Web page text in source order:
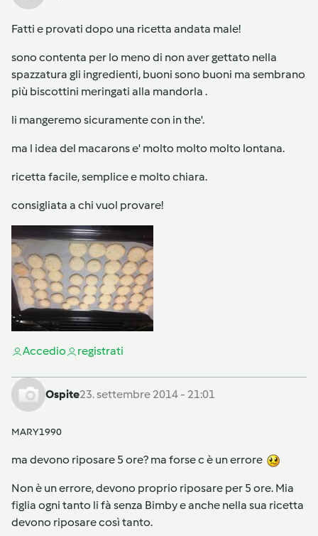
Fatti e provati dopo una ricetta andata male!
sono contenta per lo meno di non aver gettato nella
spazzatura gli ingredienti, buoni sono buoni ma sembrano
più biscottini meringati alla mandorla .
li mangeremo sicuramente con in the'.
ma l idea del macarons e' molto molto molto lontana.
ricetta facile, semplice e molto chiara.
consigliata a chi vuol provare!
Accedio registrati
Ospite23. settembre 2014 - 21:01
MARY1990
ma devono riposare 5 ore? ma forse c è un errore
Non è un errore, devono proprio riposare per 5 ore. Mia
figlia ogni tanto li fà senza Bimby e anche nella sua ricetta
devono riposare così tanto.